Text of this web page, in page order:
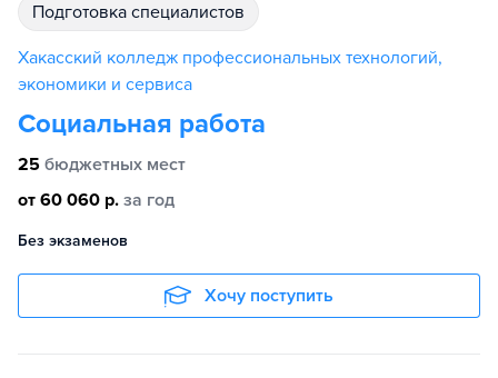
подготовка специалистов
Хакасский колледж профессиональных технологий,
экономики и сервиса
Социальная работа
25 бюджетных мест
от 60 060 р. за год
Без экзаменов
Хочу поступить